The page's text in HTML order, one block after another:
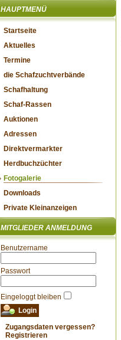
HAUPTMENÜ
Startseite
Aktuelles
Termine
die Schafzuchtverbände
Schafhaltung
Schaf-Rassen
Auktionen
Adressen
Direktvermarkter
Herdbuchzüchter
Fotogalerie
Downloads
Private Kleinanzeigen
MITGLIEDER ANMELDUNG
Benutzername
Passwort
Eingeloggt bleiben
Zugangsdaten vergessen?
Registrieren